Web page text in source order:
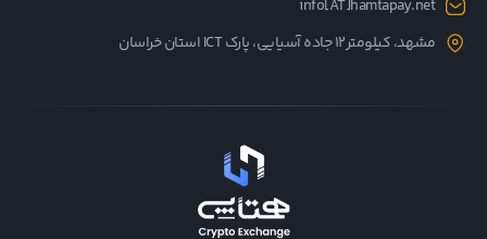
info[AT]hamtapay.net
مشهد، کیلومتر12 جاده آسیایی، پارک ICT استان خراسان